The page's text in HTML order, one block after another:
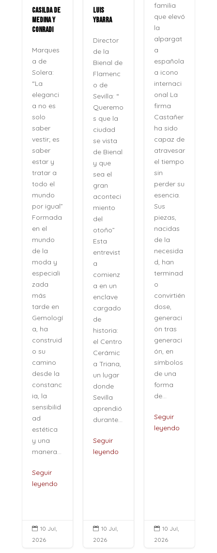
CASILDA DE
MEDINA Y
CONRADI
Marques
a de
Solera:
“La
eleganci
a no es
solo
saber
vestir; es
saber
estar y
tratar a
todo el
mundo
por igual”
Formada
en el
mundo
de la
moda y
especiali
zada
más
tarde en
Gemologí
a, ha
construid
o su
camino
desde la
constanc
ia, la
sensibilid
ad
estética
y una
manera...
Seguir
leyendo
 10 Jul,
2026
LUIS
YBARRA
Director
de la
Bienal de
Flamenc
o de
Sevilla: “
Queremo
s que la
ciudad
se vista
de Bienal
y que
sea el
gran
aconteci
miento
del
otoño”
Esta
entrevist
a
comienz
a en un
enclave
cargado
de
historia:
el Centro
Cerámic
a Triana,
un lugar
donde
Sevilla
aprendió
durante...
Seguir
leyendo
 10 Jul,
2026
familia
que elevó
la
alpargat
a
española
a icono
internaci
onal La
firma
Castañer
ha sido
capaz de
atravesar
el tiempo
sin
perder su
esencia.
Sus
piezas,
nacidas
de la
necesida
d, han
terminad
o
convirtién
dose,
generaci
ón tras
generaci
ón, en
símbolos
de una
forma
de...
Seguir
leyendo
 10 Jul,
2026